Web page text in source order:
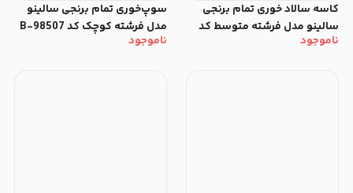
کاسه سالاد خوری تمام برنجی
سالینو مدل فرشته متوسط کد
98511-B
ناموجود
سوپ‌خوری تمام برنجی سالینو
مدل فرشته کوچک کد 98507-B
ناموجود